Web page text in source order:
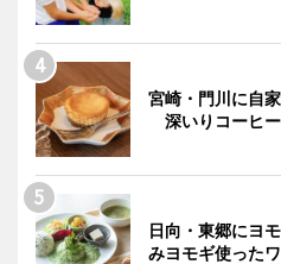
宮崎・門川に自
深いりコーヒ
日向・東郷にヨ
みヨモギ使った